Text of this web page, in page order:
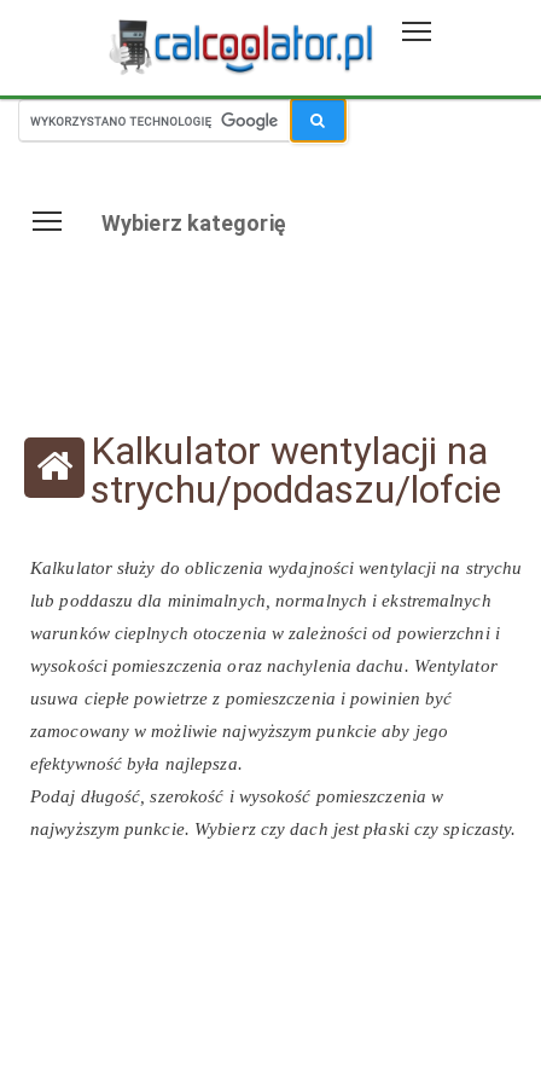
Wybierz kategorię
Kalkulator wentylacji na
strychu/poddaszu/lofcie
Kalkulator służy do obliczenia wydajności wentylacji na strychu
lub poddaszu dla minimalnych, normalnych i ekstremalnych
warunków cieplnych otoczenia w zależności od powierzchni i
wysokości pomieszczenia oraz nachylenia dachu. Wentylator
usuwa ciepłe powietrze z pomieszczenia i powinien być
zamocowany w możliwie najwyższym punkcie aby jego
efektywność była najlepsza.
Podaj długość, szerokość i wysokość pomieszczenia w
najwyższym punkcie. Wybierz czy dach jest płaski czy spiczasty.